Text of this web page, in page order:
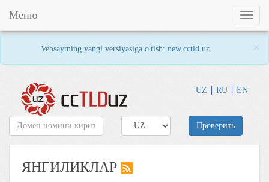
Vebsaytning yangi versiyasiga o'tish: new.cctld.uz ×
UZ RU EN
Toggle
Меню
Проверить
ЯНГИЛИКЛАР